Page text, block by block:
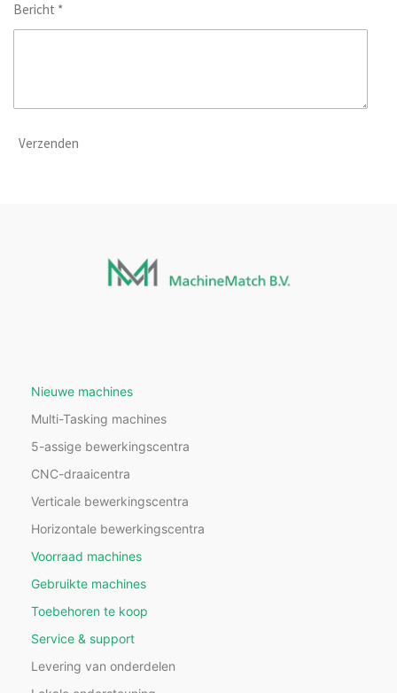
Bericht *
Verzenden
Nieuwe machines
Multi-Tasking machines
5-assige bewerkingscentra
CNC-draaicentra
Verticale bewerkingscentra
Horizontale bewerkingscentra
Voorraad machines
Gebruikte machines
Toebehoren te koop
Service & support
Levering van onderdelen